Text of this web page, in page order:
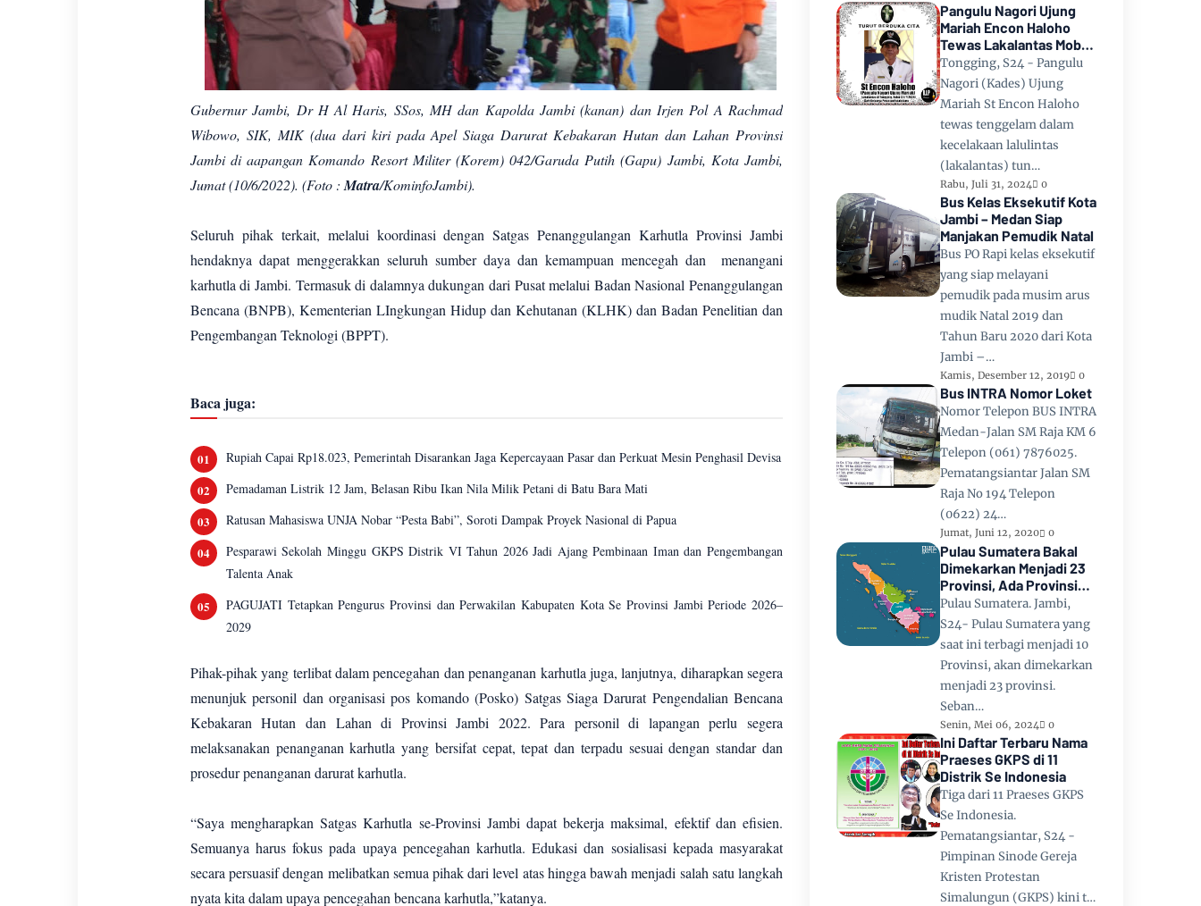
Gubernur Jambi, Dr H Al Haris, SSos, MH dan Kapolda Jambi (kanan) dan Irjen Pol A Rachmad
Wibowo, SIK, MIK (dua dari kiri pada Apel Siaga Darurat Kebakaran Hutan dan Lahan Provinsi
Jambi di aapangan Komando Resort Militer (Korem) 042/Garuda Putih (Gapu) Jambi, Kota Jambi,
Jumat (10/6/2022). (Foto : Matra/KominfoJambi).
Seluruh pihak terkait, melalui koordinasi dengan Satgas Penanggulangan Karhutla Provinsi Jambi
hendaknya dapat menggerakkan seluruh sumber daya dan kemampuan mencegah dan menangani
karhutla di Jambi. Termasuk di dalamnya dukungan dari Pusat melalui Badan Nasional Penanggulangan
Bencana (BNPB), Kementerian LIngkungan Hidup dan Kehutanan (KLHK) dan Badan Penelitian dan
Pengembangan Teknologi (BPPT).
Baca juga:
Rupiah Capai Rp18.023, Pemerintah Disarankan Jaga Kepercayaan Pasar dan Perkuat Mesin Penghasil Devisa
Pemadaman Listrik 12 Jam, Belasan Ribu Ikan Nila Milik Petani di Batu Bara Mati
Ratusan Mahasiswa UNJA Nobar “Pesta Babi”, Soroti Dampak Proyek Nasional di Papua
Pesparawi Sekolah Minggu GKPS Distrik VI Tahun 2026 Jadi Ajang Pembinaan Iman dan Pengembangan
Talenta Anak
PAGUJATI Tetapkan Pengurus Provinsi dan Perwakilan Kabupaten Kota Se Provinsi Jambi Periode 2026–
2029
Pihak-pihak yang terlibat dalam pencegahan dan penanganan karhutla juga, lanjutnya, diharapkan segera
menunjuk personil dan organisasi pos komando (Posko) Satgas Siaga Darurat Pengendalian Bencana
Kebakaran Hutan dan Lahan di Provinsi Jambi 2022. Para personil di lapangan perlu segera
melaksanakan penanganan karhutla yang bersifat cepat, tepat dan terpadu sesuai dengan standar dan
prosedur penanganan darurat karhutla.
“Saya mengharapkan Satgas Karhutla se-Provinsi Jambi dapat bekerja maksimal, efektif dan efisien.
Semuanya harus fokus pada upaya pencegahan karhutla. Edukasi dan sosialisasi kepada masyarakat
secara persuasif dengan melibatkan semua pihak dari level atas hingga bawah menjadi salah satu langkah
nyata kita dalam upaya pencegahan bencana karhutla,”katanya.
Pangulu Nagori Ujung
Mariah Encon Haloho
Tewas Lakalantas Mobil
Terjun ke Danau Toba di
Tongging
Tongging, S24 - Pangulu
Nagori (Kades) Ujung
Mariah St Encon Haloho
tewas tenggelam dalam
kecelakaan lalulintas
(lakalantas) tun…
Rabu, Juli 31, 2024 0
Bus Kelas Eksekutif Kota
Jambi – Medan Siap
Manjakan Pemudik Natal
Bus PO Rapi kelas eksekutif
yang siap melayani
pemudik pada musim arus
mudik Natal 2019 dan
Tahun Baru 2020 dari Kota
Jambi –…
Kamis, Desember 12, 2019 0
Bus INTRA Nomor Loket
Nomor Telepon BUS INTRA
Medan-Jalan SM Raja KM 6
Telepon (061) 7876025.
Pematangsiantar Jalan SM
Raja No 194 Telepon
(0622) 24…
Jumat, Juni 12, 2020 0
Pulau Sumatera Bakal
Dimekarkan Menjadi 23
Provinsi, Ada Provinsi
Toba Raya dan Provinsi
Tapanuli
Pulau Sumatera. Jambi,
S24- Pulau Sumatera yang
saat ini terbagi menjadi 10
Provinsi, akan dimekarkan
menjadi 23 provinsi.
Seban…
Senin, Mei 06, 2024 0
Ini Daftar Terbaru Nama
Praeses GKPS di 11
Distrik Se Indonesia
Tiga dari 11 Praeses GKPS
Se Indonesia.
Pematangsiantar, S24 -
Pimpinan Sinode Gereja
Kristen Protestan
Simalungun (GKPS) kini t…